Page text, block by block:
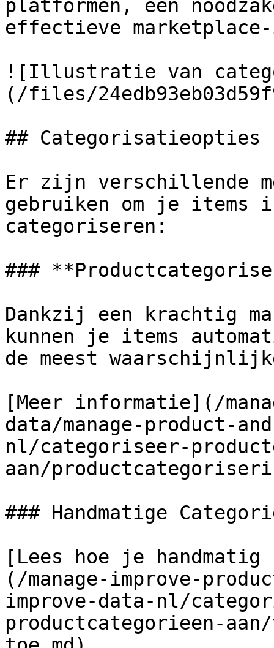
platformen, een
effectieve
![Illustratie van
(/files/
## Categorisatieopties
Er zijn verschillende
gebruiken om je items
categoriseren:
###
Dankzij een krachtig
kunnen je items
de meest
[Meer informatie](/
data/manage-product-
nl/categoriseer-
aan/
### Handmatige
[Lees hoe je
(/manage-improve-
improve-data-nl/
productcategorieen-